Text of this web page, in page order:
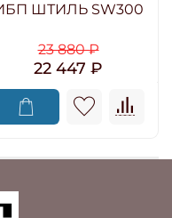
ШТИЛЬ SW300
23 880 ₽
22 447 ₽